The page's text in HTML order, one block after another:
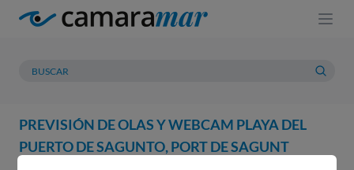
PREVISIÓN DE OLAS Y WEBCAM PLAYA DEL
PUERTO DE SAGUNTO, PORT DE SAGUNT